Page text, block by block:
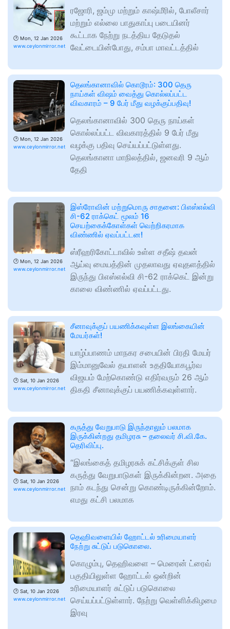
🕑 Mon, 12 Jan 2026
www.ceylonmirror.net
ரஜோரி, ஜம்மு மற்றும் காஷ்மீரில், போலீசார்
மற்றும் எல்லை பாதுகாப்பு படையினர்
கூட்டாக நேற்று நடத்திய தேடுதல்
வேட்டையின்போது, சம்பா மாவட்டத்தில்
🕑 Mon, 12 Jan 2026
www.ceylonmirror.net
தெலங்கானாவில் கொடூரம்: 300 தெரு
நாய்கள் விஷம் வைத்து கொல்லப்பட்ட
விவகாரம் – 9 பேர் மீது வழக்குப்பதிவு!
தெலங்கானாவில் 300 தெரு நாய்கள்
கொல்லப்பட்ட விவகாரத்தில் 9 பேர் மீது
வழக்கு பதிவு செய்யப்பட்டுள்ளது.
தெலங்கானா மாநிலத்தில், ஜனவரி 9 ஆம்
தேதி
🕑 Mon, 12 Jan 2026
www.ceylonmirror.net
இஸ்ரோவின் மற்றுமொரு சாதனை: பிஎஸ்எல்வி
சி-62 ராக்கெட் மூலம் 16
செயற்கைக்கோள்கள் வெற்றிகரமாக
விண்ணில் ஏவப்பட்டன!
ஸ்ரீஹரிகோட்டாவில் உள்ள சதீஷ் தவன்
ஆய்வு மையத்தின் முதலாவது ஏவுதளத்தில்
இருந்து பிஎஸ்எல்வி சி-62 ராக்கெட் இன்று
காலை விண்ணில் ஏவப்பட்டது.
🕑 Sat, 10 Jan 2026
www.ceylonmirror.net
சீனாவுக்குப் பயணிக்கவுள்ள இலங்கையின்
மேயர்கள்!
யாழ்ப்பாணம் மாநகர சபையின் பிரதி மேயர்
இம்மானுவேல் தயாளன் உததியோகபூர்வ
விஜயம் மேற்கொண்டு எதிர்வரும் 26 ஆம்
திகதி சீனாவுக்குப் பயணிக்கவுள்ளார்.
🕑 Sat, 10 Jan 2026
www.ceylonmirror.net
கருத்து வேறுபாடு இருந்தாலும் பலமாக
இருக்கின்றது தமிழரசு – தலைவர் சி.வி.கே.
தெரிவிப்பு.
“இலங்கைத் தமிழரசுக் கட்சிக்குள் சில
கருத்து வேறுபாடுகள் இருக்கின்றன. அதை
நாம் கடந்து சென்று கொண்டிருக்கின்றோம்.
எமது கட்சி பலமாக
🕑 Sat, 10 Jan 2026
www.ceylonmirror.net
தெஹிவளையில் ஹோட்டல் உரிமையாளர்
நேற்று சுட்டுப் படுகொலை.
கொழும்பு, தெஹிவளை – மெரைன் ட்ரைவ்
பகுதியிலுள்ள ஹோட்டல் ஒன்றின்
உரிமையாளர் சுட்டுப் படுகொலை
செய்யப்பட்டுள்ளார். நேற்று வெள்ளிக்கிழமை
இரவு